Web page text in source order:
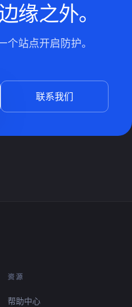
缘之外。
个站点开启防护。
联系我们
资源
帮助中心